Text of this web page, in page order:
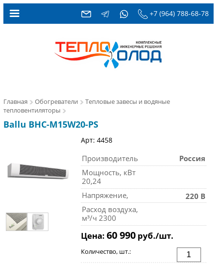
+7 (964) 788-68-78
Главная Обогреватели
Тепловые завесы и водяные
тепловентиляторы
Ballu BHC-M15W20-PS
Арт: 4458
Производитель
Россия
Мощность, кВт
20,24
Напряжение,
220 В
Расход воздуха,
м³/ч 2300
Цена: 60 990руб./шт.
Количество, шт.: